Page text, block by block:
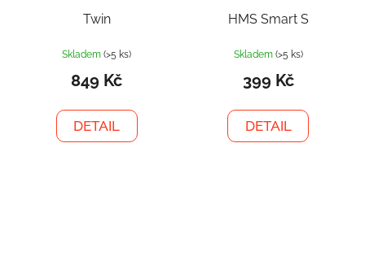
Twin
Skladem(>5 ks)
849 Kč
DETAIL
HMS Smart S
Skladem (>5 ks)
399 Kč
DETAIL